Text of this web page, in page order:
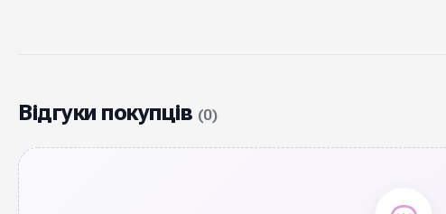
Відгуки покупців (0)